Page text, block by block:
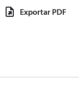
Exportar PDF